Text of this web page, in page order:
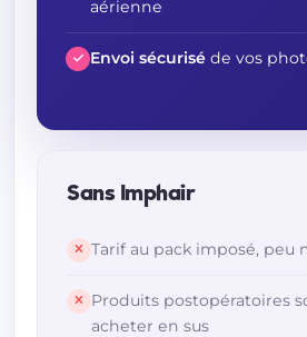
aérienne
Envoi sécurisé de vos
Sans Imphair
Tarif au pack imposé, peu
Produits postopératoires
acheter en sus